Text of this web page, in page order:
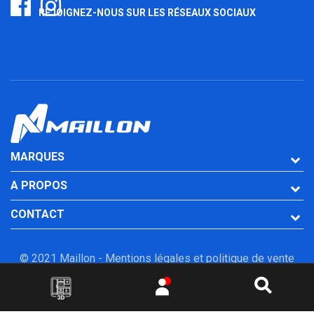
REJOIGNEZ-NOUS SUR LES RÉSEAUX SOCIAUX
MARQUES
A PROPOS
CONTACT
© 2021 Maillon - Mentions légales et politique de vente